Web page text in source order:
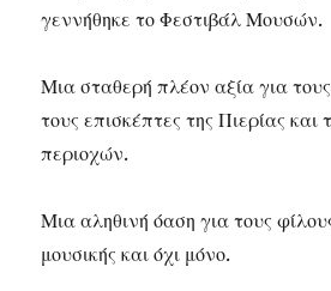
γεννήθηκε το Φεστιβάλ Μουσών.
Μια σταθερή πλέον αξία για
τους επισκέπτες της Πιερίας
περιοχών.
Μια αληθινή όαση για τους
μουσικής και όχι μόνο.